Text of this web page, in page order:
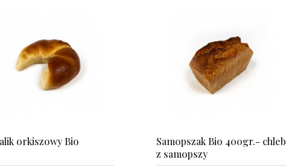
orkiszowy Bio
Samopszak Bio 400gr.- chleb
z samopszy